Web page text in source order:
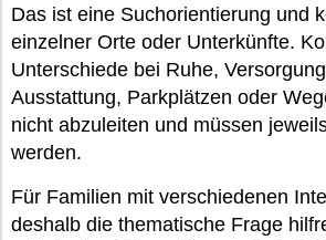
Das ist eine Suchorientierung und
einzelner Orte oder Unterkünfte.
Unterschiede bei Ruhe,
Ausstattung, Parkplätzen oder
nicht abzuleiten und müssen
werden.
Für Familien mit verschiedenen
deshalb die thematische Frage